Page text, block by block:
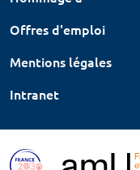
Offres d'emploi
Mentions légales
Intranet